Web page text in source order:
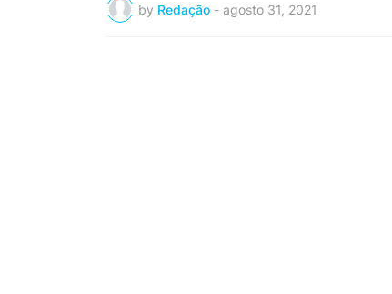
by Redação - agosto 31, 2021